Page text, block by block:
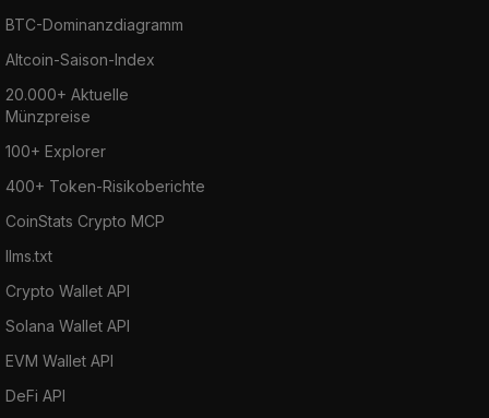
BTC-Dominanzdiagramm
Altcoin-Saison-Index
20.000+ Aktuelle
Münzpreise
100+ Explorer
400+ Token-Risikoberichte
CoinStats Crypto MCP
llms.txt
Crypto Wallet API
Solana Wallet API
EVM Wallet API
DeFi API